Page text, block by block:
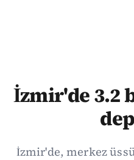
İzmir'de 3.2
İzmir'de, merkez